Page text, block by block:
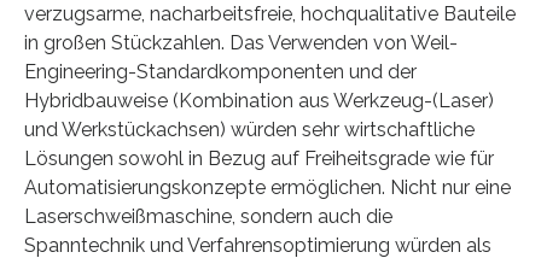
verzugsarme, nacharbeitsfreie, hochqualitative Bauteile
in großen Stückzahlen. Das Verwenden von Weil-
Engineering-Standardkomponenten und der
Hybridbauweise (Kombination aus Werkzeug-(Laser)
und Werkstückachsen) würden sehr wirtschaftliche
Lösungen sowohl in Bezug auf Freiheitsgrade wie für
Automatisierungskonzepte ermöglichen. Nicht nur eine
Laserschweißmaschine, sondern auch die
Spanntechnik und Verfahrensoptimierung würden als